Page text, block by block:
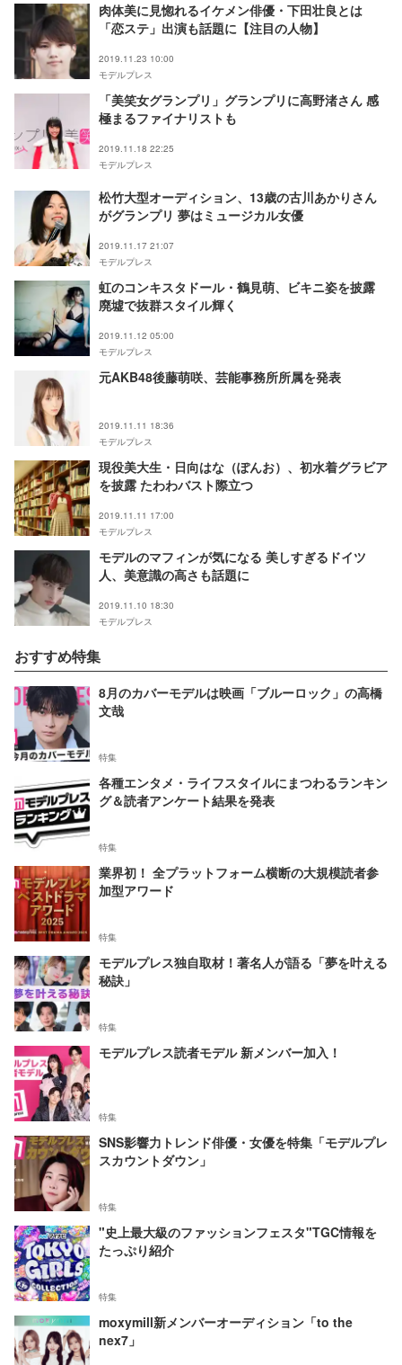
肉体美に見惚れるイケメン俳優・下田壮良とは
「恋ステ」出演も話題に【注目の人物】
2019.11.23 10:00
モデルプレス
「美笑女グランプリ」グランプリに高野渚さん 感
極まるファイナリストも
2019.11.18 22:25
モデルプレス
松竹大型オーディション、13歳の古川あかりさん
がグランプリ 夢はミュージカル女優
2019.11.17 21:07
モデルプレス
虹のコンキスタドール・鶴見萌、ビキニ姿を披露
廃墟で抜群スタイル輝く
2019.11.12 05:00
モデルプレス
元AKB48後藤萌咲、芸能事務所所属を発表
2019.11.11 18:36
モデルプレス
現役美大生・日向はな（ぽんお）、初水着グラビア
を披露 たわわバスト際立つ
2019.11.11 17:00
モデルプレス
モデルのマフィンが気になる 美しすぎるドイツ
人、美意識の高さも話題に
2019.11.10 18:30
モデルプレス
おすすめ特集
8月のカバーモデルは映画「ブルーロック」の高橋
文哉
特集
各種エンタメ・ライフスタイルにまつわるランキン
グ＆読者アンケート結果を発表
特集
業界初！ 全プラットフォーム横断の大規模読者参
加型アワード
特集
モデルプレス独自取材！著名人が語る「夢を叶える
秘訣」
特集
モデルプレス読者モデル 新メンバー加入！
特集
SNS影響力トレンド俳優・女優を特集「モデルプレ
スカウントダウン」
特集
"史上最大級のファッションフェスタ"TGC情報を
たっぷり紹介
特集
moxymill新メンバーオーディション「to the
nex7」